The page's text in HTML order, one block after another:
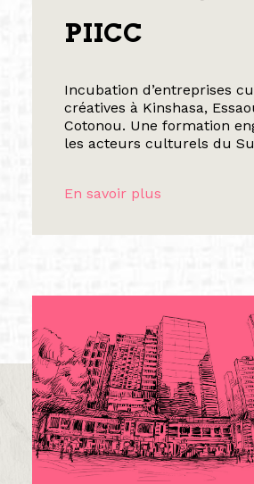
PIICC
Incubation d’entreprises
créatives à Kinshasa,
Cotonou. Une formation
les acteurs culturels du
En savoir plus